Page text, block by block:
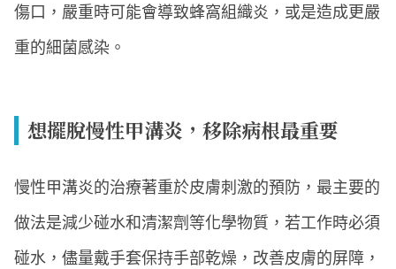
傷口，嚴重時可能會導致蜂窩組織炎，或是造成更嚴
重的細菌感染。
想擺脫慢性甲溝炎，移除病根最重要
慢性甲溝炎的治療著重於皮膚刺激的預防，最主要的
做法是減少碰水和清潔劑等化學物質，若工作時必須
碰水，儘量戴手套保持手部乾燥，改善皮膚的屏障，